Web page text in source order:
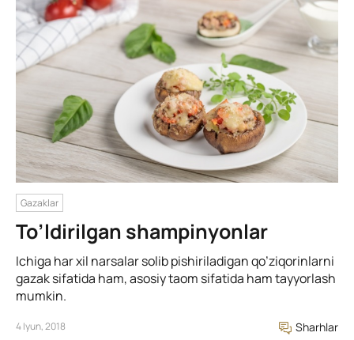
Gazaklar
To’ldirilgan shampinyonlar
Ichiga har xil narsalar solib pishiriladigan qo’ziqorinlarni
gazak sifatida ham, asosiy taom sifatida ham tayyorlash
mumkin.
4 Iyun, 2018 Sharhlar